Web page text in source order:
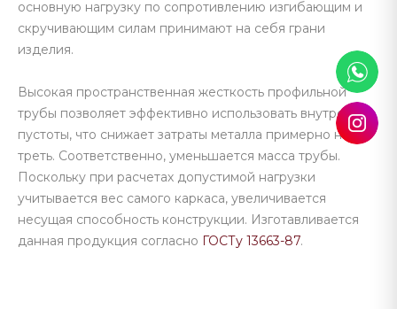
основную нагрузку по сопротивлению изгибающим и
скручивающим силам принимают на себя грани
изделия.
Высокая пространственная жесткость профильной
трубы позволяет эффективно использовать внутренние
пустоты, что снижает затраты металла примерно на
треть. Соответственно, уменьшается масса трубы.
Поскольку при расчетах допустимой нагрузки
учитывается вес самого каркаса, увеличивается
несущая способность конструкции. Изготавливается
данная продукция согласно ГОСТу 13663-87.